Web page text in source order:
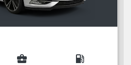
business_center local_gas_station